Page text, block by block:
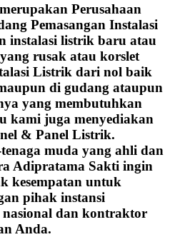
Perusahaan
Pemasangan Instalasi
instalasi listrik baru atau
rusak atau korslet
Listrik dari nol baik
di gudang ataupun
yang membutuhkan
kami juga menyediakan
& Panel Listrik.
muda yang ahli dan
Adipratama Sakti ingin
kesempatan untuk
pihak instansi
nasional dan kontraktor
Anda.